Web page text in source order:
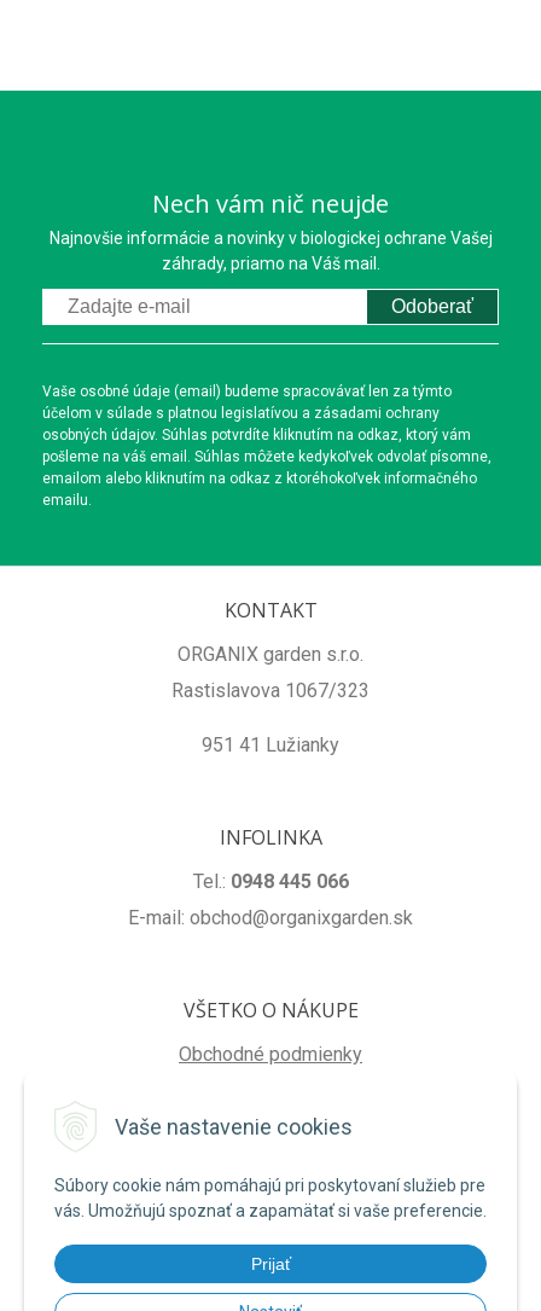
Vaše nastavenie cookies
Súbory cookie nám pomáhajú pri poskytovaní služieb pre
vás. Umožňujú spoznať a zapamätať si vaše preferencie.
Prijať
Nech vám nič neujde
Najnovšie informácie a novinky v biologickej ochrane Vašej
záhrady, priamo na Váš mail.
Odoberať
Vaše osobné údaje (email) budeme spracovávať len za týmto
účelom v súlade s platnou legislatívou a zásadami ochrany
osobných údajov. Súhlas potvrdíte kliknutím na odkaz, ktorý vám
pošleme na váš email. Súhlas môžete kedykoľvek odvolať písomne,
emailom alebo kliknutím na odkaz z ktoréhokoľvek informačného
emailu.
KONTAKT
ORGANIX garden s.r.o.
Rastislavova 1067/323
951 41 Lužianky
INFOLINKA
Tel.: 0948 445 066
E-mail: obchod@organixgarden.sk
VŠETKO O NÁKUPE
Obchodné podmienky
Reklamačné podmienky
NA STIAHNUTIE
Formulár na odstúpenie od zmluvy
Poučenie o uplatnení práva na odstúpenie od zmluvy